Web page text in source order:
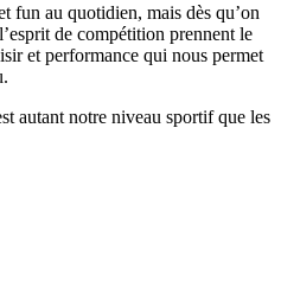
fun au quotidien, mais dès qu’on
de compétition prennent le
et performance qui nous permet
autant notre niveau sportif que les